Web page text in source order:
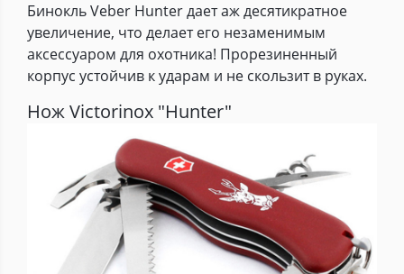
Бинокль Veber Hunter дает аж десятикратное
увеличение, что делает его незаменимым
аксессуаром для охотника! Прорезиненный
корпус устойчив к ударам и не скользит в руках.
Нож Victorinox "Hunter"